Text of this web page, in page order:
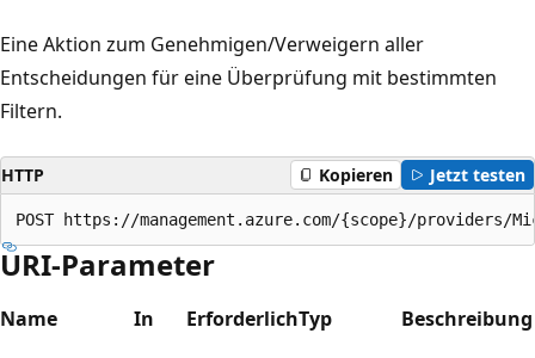
Eine Aktion zum Genehmigen/Verweigern aller
Entscheidungen für eine Überprüfung mit bestimmten
Filtern.
HTTP Kopieren Jetzt testen
POST https://management.azure.com/{scope}/
URI-Parameter
Name In ErforderlichTyp Beschreibung